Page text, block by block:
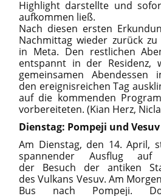
Highlight darstellte und
aufkommen ließ.
Nach diesen ersten
Nachmittag wieder zurück
in Meta. Den restlichen
entspannt in der Residenz,
gemeinsamen Abendessen
den ereignisreichen Tag
auf die kommenden
vorbereiteten. (Kian Herz,
Dienstag: Pompeji und Vesuv
Am Dienstag, den 14. April,
spannender Ausflug auf
der Besuch der antiken
des Vulkans Vesuv. Am
Bus nach Pompeji.